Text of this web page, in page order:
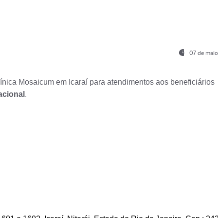
07 de
Mosaicum em Icaraí para atendimentos aos beneficiários
.